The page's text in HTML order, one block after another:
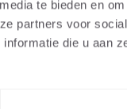
te bieden en om
partners voor social
die u aan